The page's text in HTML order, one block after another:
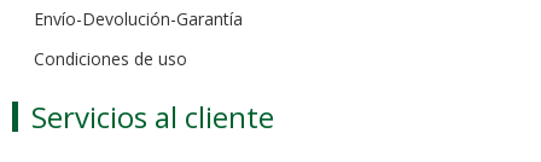
Envío-Devolución-Garantía
Condiciones de uso
Servicios al cliente